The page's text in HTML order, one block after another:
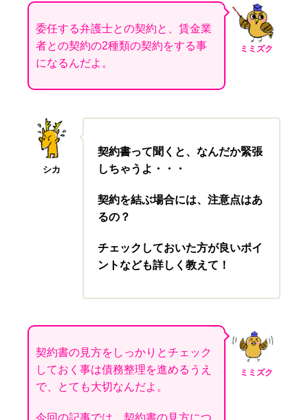
ミミズク
委任する弁護士との契約と、賃金業
者との契約の2種類の契約をする事
になるんだよ。
シカ
契約書って聞くと、なんだか緊張
しちゃうよ・・・
契約を結ぶ場合には、注意点はあ
るの？
チェックしておいた方が良いポイ
ントなども詳しく教えて！
ミミズク
契約書の見方をしっかりとチェック
しておく事は債務整理を進めるうえ
で、とても大切なんだよ。
今回の記事では、契約書の見方につ